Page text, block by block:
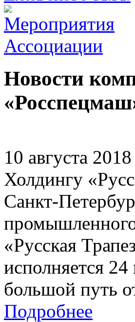
Новости
10 августа 2018
Холдингу
Санкт-
«Русская
исполняется
большой путь
Подробнее